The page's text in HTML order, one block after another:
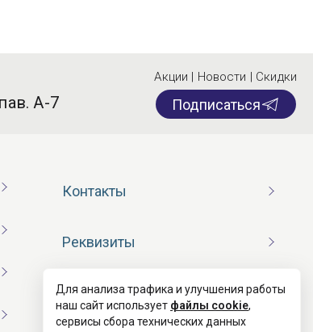
А-7
Акции | Новости | Скидки
Подписаться
Контакты
Реквизиты
Договор оферты
Для анализа трафика и улучшения работы
наш сайт использует файлы cookie,
сервисы сбора технических данных